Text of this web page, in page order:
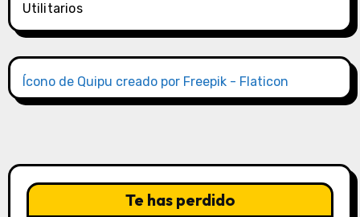
Utilitarios
Ícono de Quipu creado por Freepik - Flaticon
Te has perdido